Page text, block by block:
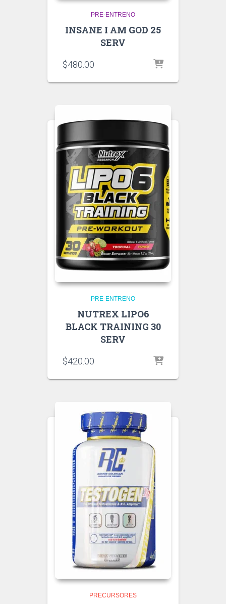
PRE-ENTRENO
INSANE I AM GOD 25
SERV
$480.00
PRE-ENTRENO
NUTREX LIPO6
BLACK TRAINING 30
SERV
$420.00
PRECURSORES